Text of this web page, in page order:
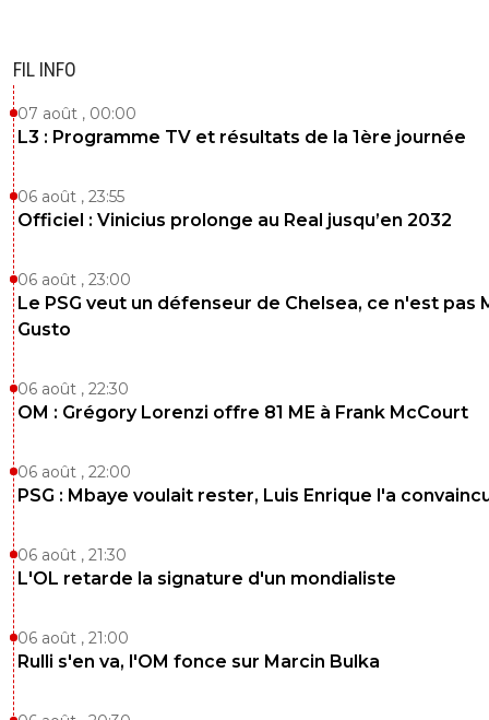
FIL INFO
07 août , 00:00
L3 : Programme TV et résultats de la 1ère journée
06 août , 23:55
Officiel : Vinicius prolonge au Real jusqu’en 2032
06 août , 23:00
Le PSG veut un défenseur de Chelsea, ce n'est pas
Gusto
06 août , 22:30
OM : Grégory Lorenzi offre 81 ME à Frank McCourt
06 août , 22:00
PSG : Mbaye voulait rester, Luis Enrique l'a
06 août , 21:30
L'OL retarde la signature d'un mondialiste
06 août , 21:00
Rulli s'en va, l'OM fonce sur Marcin Bulka